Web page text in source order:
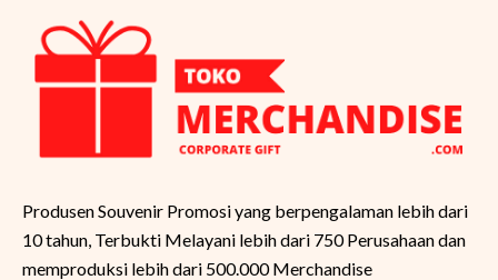
Produsen Souvenir Promosi yang berpengalaman lebih dari
10 tahun, Terbukti Melayani lebih dari 750 Perusahaan dan
memproduksi lebih dari 500.000 Merchandise